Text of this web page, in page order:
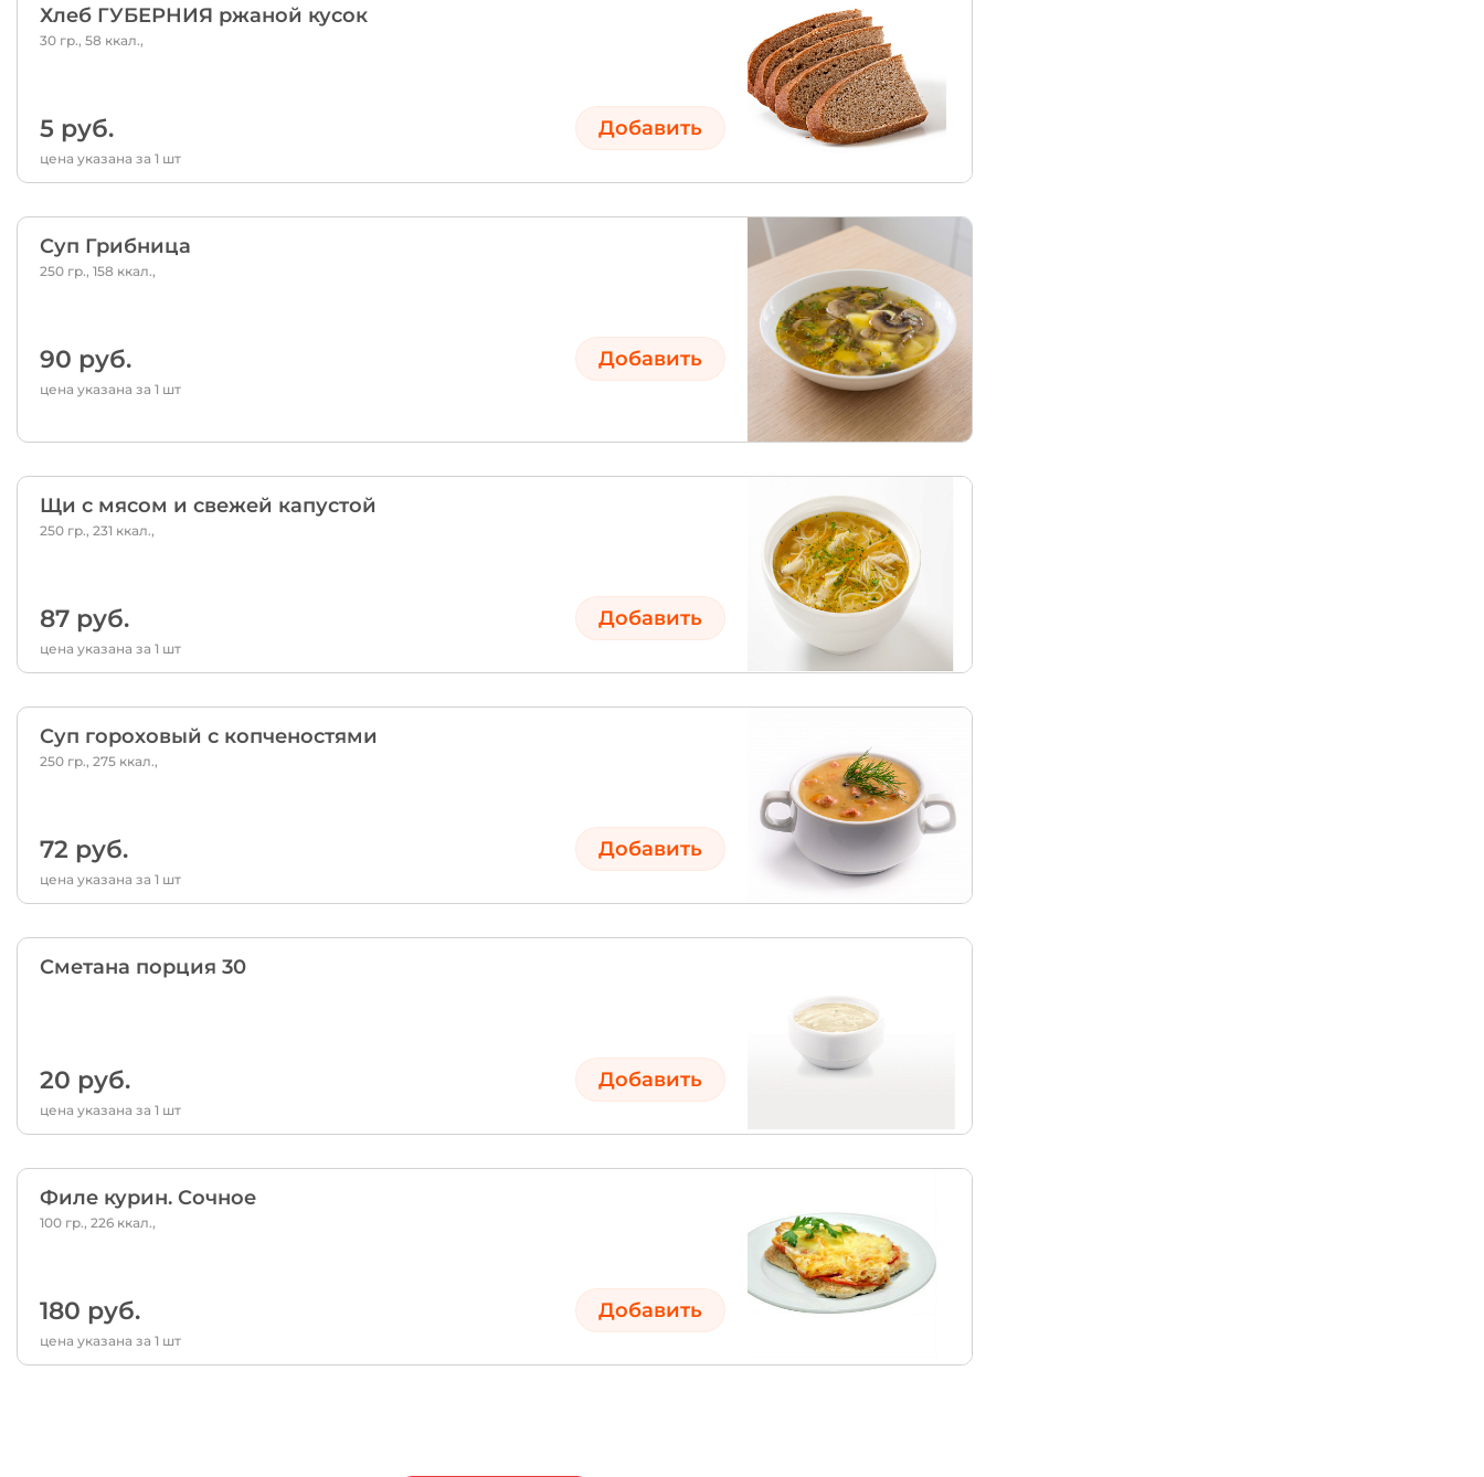
Хлеб ГУБЕРНИЯ ржаной кусок
30 гр., 58 ккал.,
5 руб. Добавить
цена указана за 1 шт
Суп Грибница
250 гр., 158 ккал.,
90 руб. Добавить
цена указана за 1 шт
Щи с мясом и свежей капустой
250 гр., 231 ккал.,
87 руб. Добавить
цена указана за 1 шт
Суп гороховый с копченостями
250 гр., 275 ккал.,
72 руб. Добавить
цена указана за 1 шт
Сметана порция 30
20 руб. Добавить
цена указана за 1 шт
Филе курин. Сочное
100 гр., 226 ккал.,
180 руб. Добавить
цена указана за 1 шт